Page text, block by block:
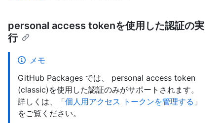
personal access tokenを使用した認証の実
行
メモ
GitHub Packages では、 personal access token
(classic)を使用した認証のみがサポートされます。
詳しくは、「個人用アクセス トークンを管理する 」
をご覧ください。